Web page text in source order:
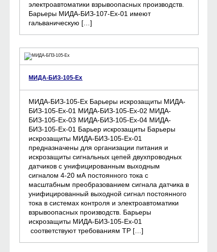
электроавтоматики взрывоопасных производств.
Барьеры МИДА-БИЗ-107-Ех-01 имеют
гальваническую […]
МИДА-БИЗ-105-Ех
МИДА-БИЗ-105-Ех Барьеры искрозащиты МИДА-
БИЗ-105-Ех-01 МИДА-БИЗ-105-Ех-02 МИДА-
БИЗ-105-Ех-03 МИДА-БИЗ-105-Ех-04 МИДА-
БИЗ-105-Ех-01 Барьер искрозащиты Барьеры
искрозащиты МИДА-БИЗ-105-Ех-01
предназначены для организации питания и
искрозащиты сигнальных цепей двухпроводных
датчиков с унифицированным выходным
сигналом 4-20 мА постоянного тока с
масштабным преобразованием сигнала датчика в
унифицированный выходной сигнал постоянного
тока в системах контроля и электроавтоматики
взрывоопасных производств. Барьеры
искрозащиты МИДА-БИЗ-105-Ех-01
соответствуют требованиям ТР […]